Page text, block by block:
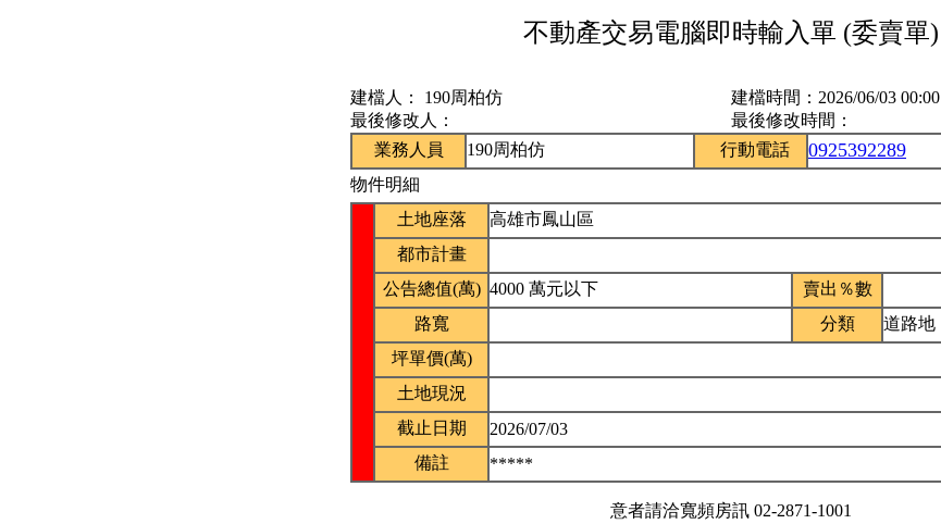
不動產交易電腦即時輸入單 (委賣單)
建檔人： 190周柏仿 建檔時間： 2026/06/03 00:00
最後修改人：
最後修改時間：
業務人員
190周柏仿 行動電話 0925392289
物件明細
土地座落
高雄市鳳山區
都市計畫
公告總值(萬) 4000 萬元以下
賣出％數
路寬
分類
道路地
坪單價(萬)
土地現況
截止日期
2026/07/03
備註
*****
意者請洽寬頻房訊 02-2871-1001